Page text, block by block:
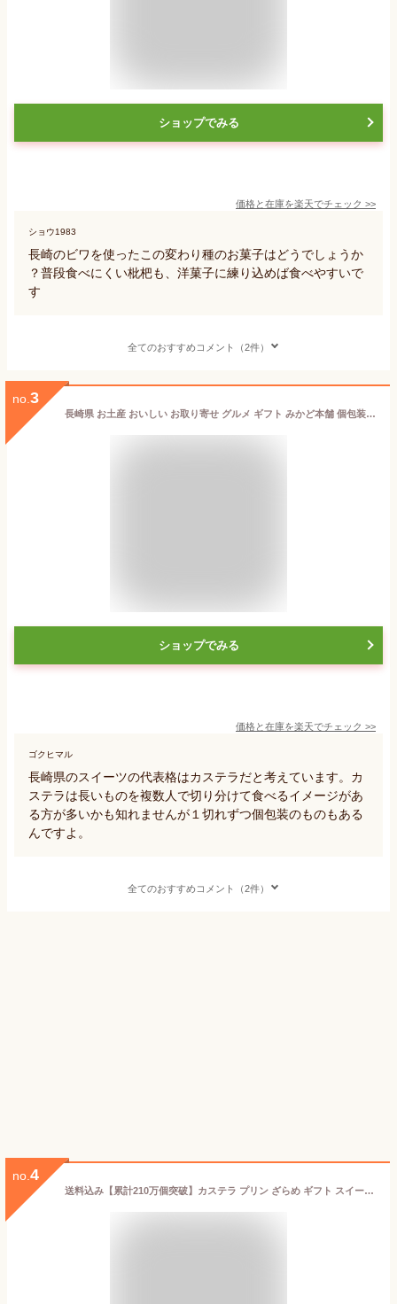
ショップでみる
価格と在庫を楽天でチェック >>
ショウ1983
長崎のビワを使ったこの変わり種のお菓子はどうでしょうか
？普段食べにくい枇杷も、洋菓子に練り込めば食べやすいで
す
全てのおすすめコメント（2件）
no. 3
長崎県 お土産 おいしい お取り寄せ グルメ ギフト みかど本舗 個包装抹茶カステラ 84g
ショップでみる
価格と在庫を楽天でチェック >>
ゴクヒマル
長崎県のスイーツの代表格はカステラだと考えています。カ
ステラは長いものを複数人で切り分けて食べるイメージがあ
る方が多いかも知れませんが１切れずつ個包装のものもある
んですよ。
全てのおすすめコメント（2件）
no. 4
送料込み【累計210万個突破】カステラ プリン ざらめ ギフト スイーツ デザート 容器 固め 贈答 カラメル お菓子 洋菓子 個包装 なめらか 詰め合わせ 手土産 お取り寄せ 常温 セット カステーラ カステラプリン 長崎 土産 プレゼント 引き出物